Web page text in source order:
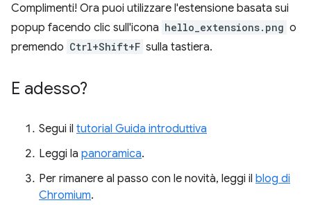
Complimenti! Ora puoi utilizzare l'estensione basata sui
popup facendo clic sull'icona hello_extensions.png o
premendo Ctrl+Shift+F sulla tastiera.
E adesso?
Segui il tutorial Guida introduttiva
Leggi la panoramica.
Per rimanere al passo con le novità, leggi il blog di
Chromium.